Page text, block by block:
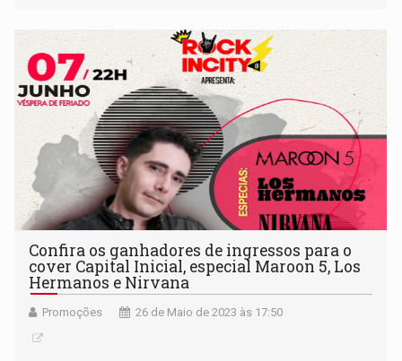
Confira os ganhadores de ingressos para o
cover Capital Inicial, especial Maroon 5, Los
Hermanos e Nirvana
Promoções 26 de Maio de 2023 às 17:50